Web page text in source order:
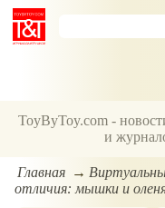
ToyByToy.com -
и
Главная
отличия: мышки и